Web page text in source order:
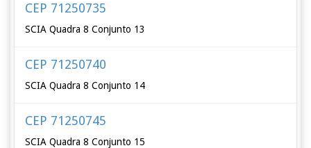
CEP 71250735
SCIA Quadra 8 Conjunto 13
CEP 71250740
SCIA Quadra 8 Conjunto 14
CEP 71250745
SCIA Quadra 8 Conjunto 15